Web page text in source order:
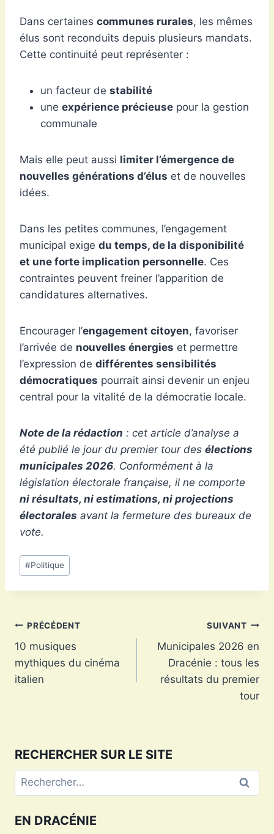
Dans certaines communes rurales, les mêmes
élus sont reconduits depuis plusieurs mandats.
Cette continuité peut représenter :
un facteur de stabilité
une expérience précieuse pour la gestion
communale
Mais elle peut aussi limiter l’émergence de
nouvelles générations d’élus et de nouvelles
idées.
Dans les petites communes, l’engagement
municipal exige du temps, de la disponibilité
et une forte implication personnelle. Ces
contraintes peuvent freiner l’apparition de
candidatures alternatives.
Encourager l’engagement citoyen, favoriser
l’arrivée de nouvelles énergies et permettre
l’expression de différentes sensibilités
démocratiques pourrait ainsi devenir un enjeu
central pour la vitalité de la démocratie locale.
Note de la rédaction : cet article d’analyse a
été publié le jour du premier tour des élections
municipales 2026. Conformément à la
législation électorale française, il ne comporte
ni résultats, ni estimations, ni projections
électorales avant la fermeture des bureaux de
vote.
Étiquettes
de
la
#Politique
Navigation
de
l’article
PRÉCÉDENT
10 musiques
mythiques du cinéma
italien
SUIVANT
Municipales 2026 en
Dracénie : tous les
résultats du premier
tour
RECHERCHER SUR LE SITE
Rechercher :
EN DRACÉNIE